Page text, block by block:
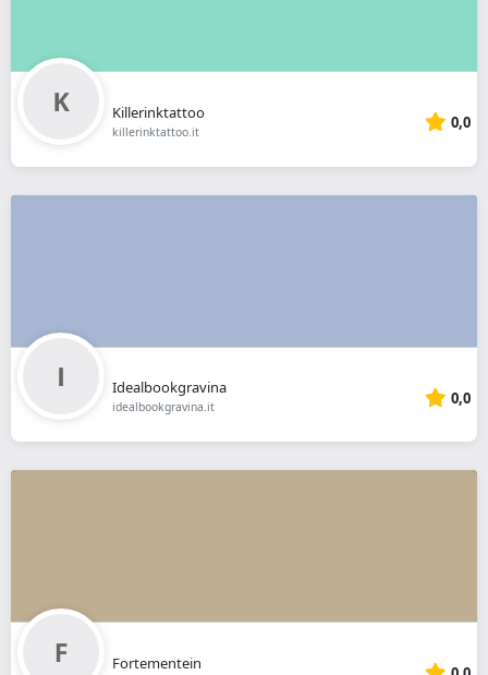
Killerinktattoo
killerinktattoo.it 0,0
Idealbookgravina
idealbookgravina.it 0,0
Fortementein